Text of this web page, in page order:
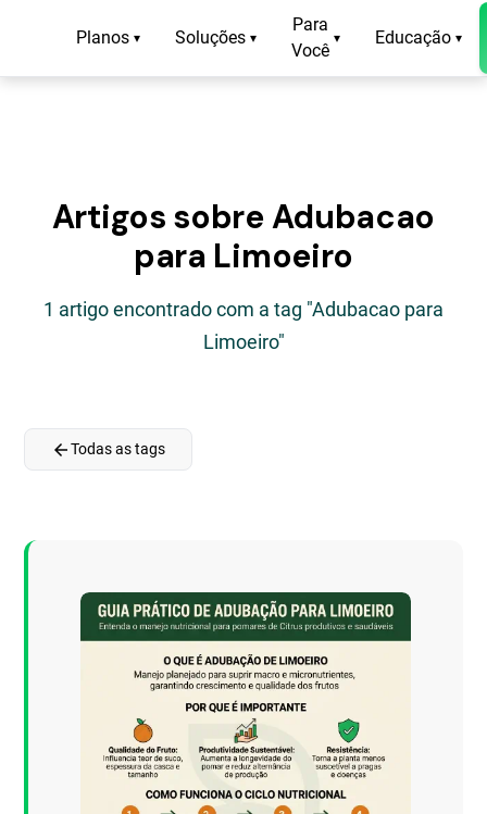
Planos ▾ Soluções ▾
Para
Você
▾ Educação ▾
Artigos sobre Adubacao
para Limoeiro
1 artigo encontrado com a tag "Adubacao para
Limoeiro"
arrow_backTodas as tags